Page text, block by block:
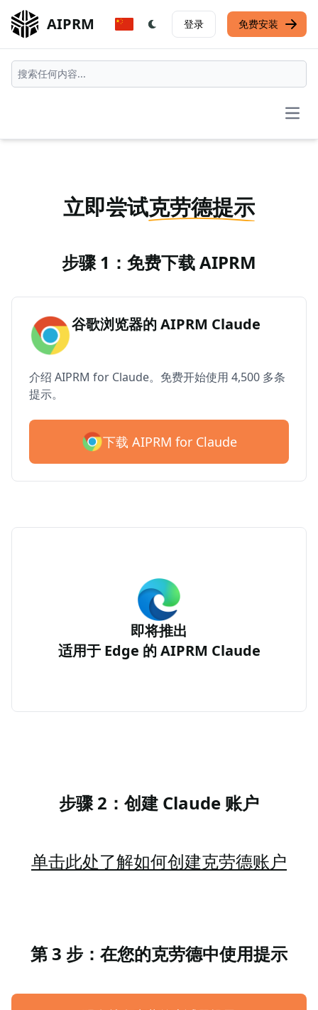
AIPRM 登录 免费安装
立即尝试克劳德提示
步骤 1：免费下载 AIPRM
谷歌浏览器的 AIPRM Claude
介绍 AIPRM for Claude。免费开始使用 4,500 多条
提示。
下载 AIPRM for Claude
即将推出
适用于 Edge 的 AIPRM Claude
步骤 2：创建 Claude 账户
单击此处了解如何创建克劳德账户
第 3 步：在您的克劳德中使用提示